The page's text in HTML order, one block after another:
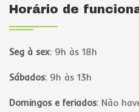
Horário de
Seg à sex: 9h às 18h
Sábados: 9h às 13h
Domingos e feriados: Não